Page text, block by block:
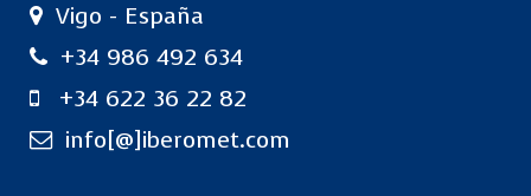
Vigo - España
+34 986 492 634
+34 622 36 22 82
info[@]iberomet.com